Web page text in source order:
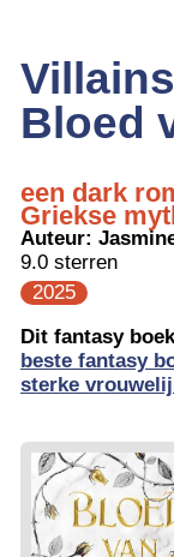
Bloed
een dark
Griekse
Auteur:
9.0 sterren
2025
Dit fantasy
beste fantasy
sterke